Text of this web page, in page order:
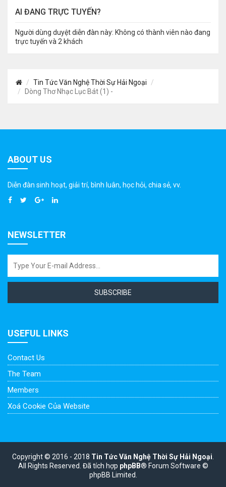
AI ĐANG TRỰC TUYẾN?
Người dùng duyệt diễn đàn này: Không có thành viên nào đang
trực tuyến và 2 khách
Tin Tức Văn Nghệ Thời Sự Hải Ngoại
Dòng Thơ Nhạc Lục Bát (1) -
ABOUT US
Diễn đàn sinh hoạt, giải trí, bình luân, học hỏi, chia sẻ, vv.
NEWSLETTER
SUBSCRIBE
USEFUL LINKS
Contact Us
The Team
Members
Xoá Cookie Của Website
Copyright © 2016 - 2018 Tin Tức Văn Nghệ Thời Sự Hải Ngoại
All Rights Reserved. Đã tích hợp phpBB® Forum Software ©
phpBB Limited.